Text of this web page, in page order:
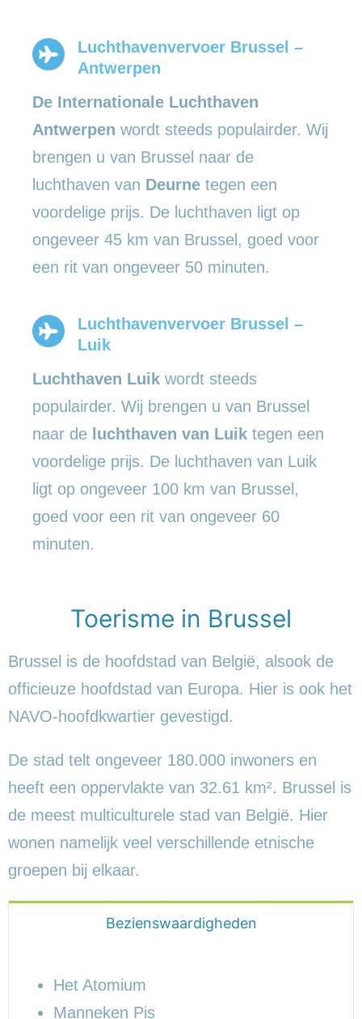
Luchthavenvervoer Brussel –
Antwerpen
De Internationale Luchthaven
Antwerpen wordt steeds populairder. Wij
brengen u van Brussel naar de
luchthaven van Deurne tegen een
voordelige prijs. De luchthaven ligt op
ongeveer 45 km van Brussel, goed voor
een rit van ongeveer 50 minuten.
Luchthavenvervoer Brussel –
Luik
Luchthaven Luik wordt steeds
populairder. Wij brengen u van Brussel
naar de luchthaven van Luik tegen een
voordelige prijs. De luchthaven van Luik
ligt op ongeveer 100 km van Brussel,
goed voor een rit van ongeveer 60
minuten.
Toerisme in Brussel
Brussel is de hoofdstad van België, alsook de
officieuze hoofdstad van Europa. Hier is ook het
NAVO-hoofdkwartier gevestigd.
De stad telt ongeveer 180.000 inwoners en
heeft een oppervlakte van 32.61 km². Brussel is
de meest multiculturele stad van België. Hier
wonen namelijk veel verschillende etnische
groepen bij elkaar.
Bezienswaardigheden
Het Atomium
Manneken Pis